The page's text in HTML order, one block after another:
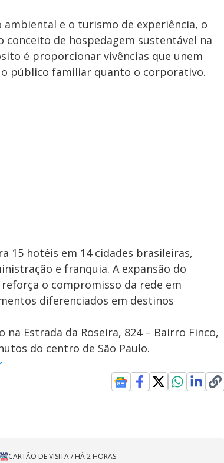
e o turismo de experiência, o
de hospedagem sustentável na
é proporcionar vivências que unem
público familiar quanto o corporativo.
15 hotéis em 14 cidades brasileiras,
e franquia. A expansão do
o compromisso da rede em
diferenciados em destinos
Estrada da Roseira, 824 – Bairro Finco,
do centro de São Paulo.
CARTÃO DE VISITA/ HÁ 2 HORAS